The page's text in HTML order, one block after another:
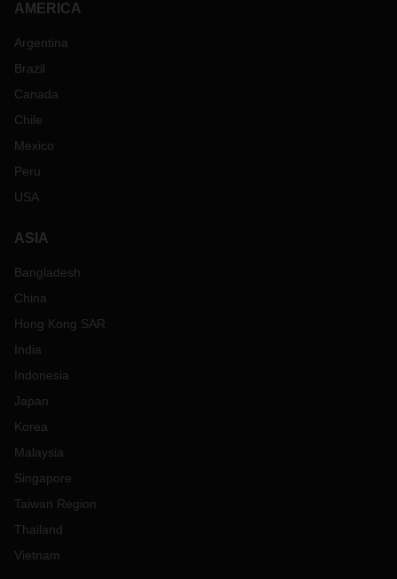
AMERICA
Argentina
Brazil
Canada
Chile
Mexico
Peru
USA
ASIA
Bangladesh
China
Hong Kong SAR
India
Indonesia
Japan
Korea
Malaysia
Singapore
Taiwan Region
Thailand
Vietnam